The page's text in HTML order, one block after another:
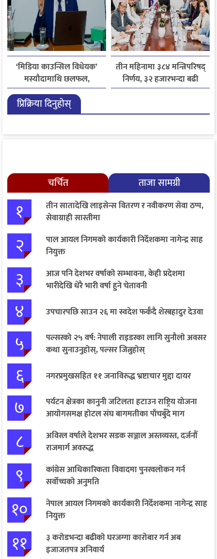
‘मिडिया काउन्सिल विधेयक’
मस्यौदामाथि छलफल,
एआईदेखि पत्रकारको
लाइसेन्ससम्मका विषयमा
सुझाव
तीन महिनामा ३८४ मन्त्रिपरिषद्
निर्णय, ३२ हजारभन्दा बढी
गुनासो फर्छ्योट
प्रिक्रिया दिनुहोस्
चर्चित ताजा सामग्री
१
तीन सातादेखि लाइसेन्स वितरण र नवीकरण सेवा ठप्प,
सेवाग्राही सास्तीमा
२
पाल आयल निगमको कार्यकारी निर्देशकमा नागेन्द्र साह
नियुक्त
३
आज पनि देशभर वर्षाको सम्भावना, केही प्रदेशमा
भारीदेखि धेरै भारी वर्षा हुने चेतावनी
४ उपचारपछि साउन २६ मा स्वदेश फर्कँदै शेरबहादुर देउवा
५
पल्सरको २५ वर्ष: नेपाली राइडरका लागि सुनौलो अवसर
कथा सुनाउनुहोस्, पल्सर जित्नुहोस्
६ नगरप्रमुखसहित ११ जनाविरुद्ध भ्रष्टाचार मुद्दा दायर
७
पर्यटन क्षेत्रका कानुनी जटिलता हटाउन राष्ट्रिय योजना
आयोगसमक्ष होटल संघ बागमतीका पाँचबुँदे माग
८
अविरल वर्षाले देशभर सडक सञ्जाल अस्तव्यस्त, दर्जनौँ
राजमार्ग अवरुद्ध
९
कांग्रेस आधिकारिकता विवादमा पुनरवलोकन गर्न
सर्वोच्चको अनुमति
१०
नेपाल आयल निगमको कार्यकारी निर्देशकमा नागेन्द्र साह
नियुक्त
११
३ करोडभन्दा बढीको घरजग्गा कारोबार गर्न अब
इजाजतपत्र अनिवार्य